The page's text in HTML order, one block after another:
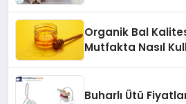
Organik Bal
Mutfakta Nasıl
Buharlı Ütü